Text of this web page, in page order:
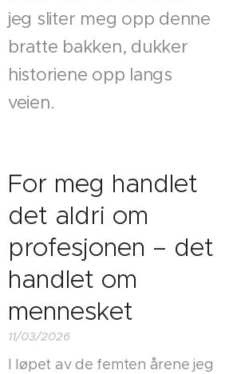
jeg sliter meg opp denne
bratte bakken, dukker
historiene opp langs
veien.
For meg handlet
det aldri om
profesjonen – det
handlet om
mennesket
11/03/2026
I løpet av de femten årene jeg